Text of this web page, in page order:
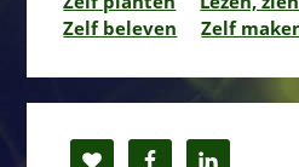
Zelf beleven
Zelf